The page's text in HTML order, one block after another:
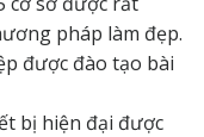
pháp làm đẹp.
được đào tạo bài
bị hiện đại được